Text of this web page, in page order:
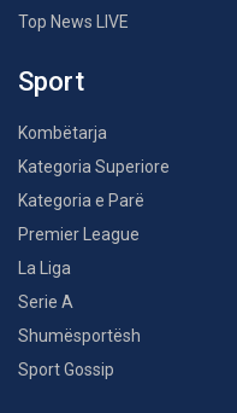
Top News LIVE
Sport
Kombëtarja
Kategoria Superiore
Kategoria e Parë
Premier League
La Liga
Serie A
Shumësportësh
Sport Gossip